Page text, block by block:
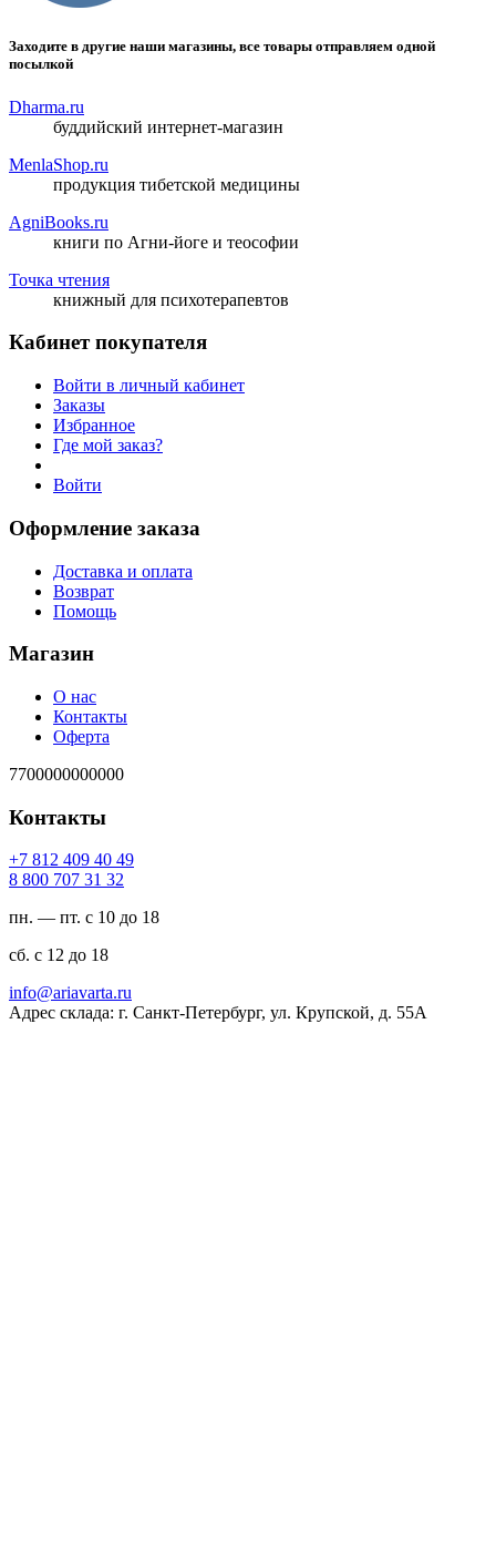
Заходите в другие наши магазины, все товары отправляем одной
посылкой
Dharma.ru
буддийский интернет-магазин
MenlaShop.ru
продукция тибетской медицины
AgniBooks.ru
книги по Агни-йоге и теософии
Точка чтения
книжный для психотерапевтов
Кабинет покупателя
Войти в личный кабинет
Заказы
Избранное
Где мой заказ?
Войти
Оформление заказа
Доставка и оплата
Возврат
Помощь
Магазин
О нас
Контакты
Оферта
7700000000000
Контакты
94 04 904 218 7+
23 13 707 008 8
пн. — пт. с 10 до 18
сб. с 12 до 18
ur.atravaira@ofni
Адрес склада: г. Санкт-Петербург, ул. Крупской, д. 55А